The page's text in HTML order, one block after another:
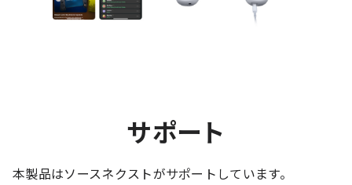
サポート
本製品はソースネクストがサポートしています。